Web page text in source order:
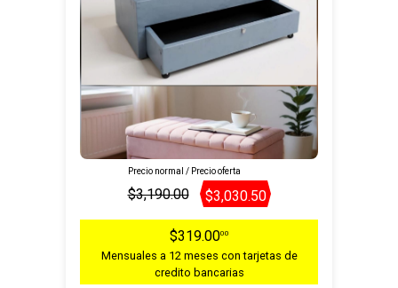
Precio normal / Precio oferta
$3,190.00 $3,030.50
$319.0000
Mensuales a 12 meses con tarjetas de
credito bancarias